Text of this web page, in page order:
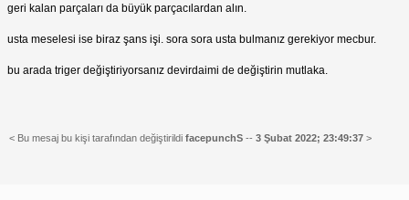
geri kalan parçaları da büyük parçacılardan alın.
usta meselesi ise biraz şans işi. sora sora usta bulmanız gerekiyor mecbur.
bu arada triger değiştiriyorsanız devirdaimi de değiştirin mutlaka.
< Bu mesaj bu kişi tarafından değiştirildi facepunchS -- 3 Şubat 2022; 23:49:37 >